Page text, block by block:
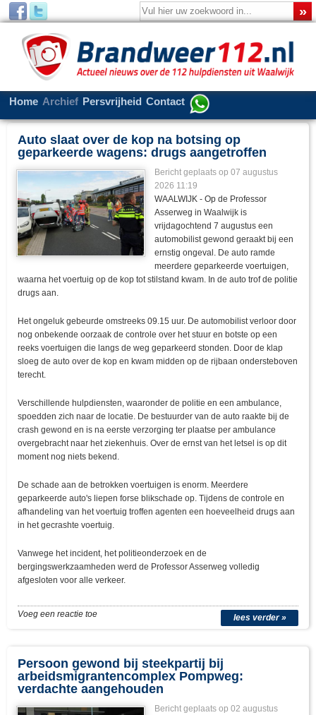
Home Archief Persvrijheid Contact
Auto slaat over de kop na botsing op
geparkeerde wagens: drugs aangetroffen
Bericht geplaats op 07 augustus
2026 11:19
WAALWIJK - Op de Professor
Asserweg in Waalwijk is
vrijdagochtend 7 augustus een
automobilist gewond geraakt bij een
ernstig ongeval. De auto ramde
meerdere geparkeerde voertuigen,
waarna het voertuig op de kop tot stilstand kwam. In de auto trof de politie
drugs aan.
Het ongeluk gebeurde omstreeks 09.15 uur. De automobilist verloor door
nog onbekende oorzaak de controle over het stuur en botste op een
reeks voertuigen die langs de weg geparkeerd stonden. Door de klap
sloeg de auto over de kop en kwam midden op de rijbaan ondersteboven
terecht.
Verschillende hulpdiensten, waaronder de politie en een ambulance,
spoedden zich naar de locatie. De bestuurder van de auto raakte bij de
crash gewond en is na eerste verzorging ter plaatse per ambulance
overgebracht naar het ziekenhuis. Over de ernst van het letsel is op dit
moment nog niets bekend.
De schade aan de betrokken voertuigen is enorm. Meerdere
geparkeerde auto's liepen forse blikschade op. Tijdens de controle en
afhandeling van het voertuig troffen agenten een hoeveelheid drugs aan
in het gecrashte voertuig.
Vanwege het incident, het politieonderzoek en de
bergingswerkzaamheden werd de Professor Asserweg volledig
afgesloten voor alle verkeer.
lees verder »
Voeg een reactie toe
Persoon gewond bij steekpartij bij
arbeidsmigrantencomplex Pompweg:
verdachte aangehouden
Bericht geplaats op 02 augustus